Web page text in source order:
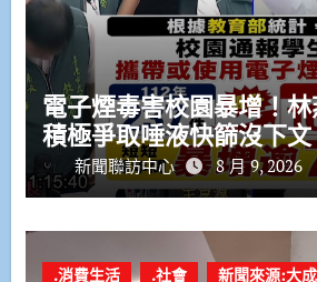
電子煙毒害校園暴增！
積極爭取唾液快篩沒下文
新聞聯訪中心 8 月 9, 2026
.消費生活 .社會 新聞來源:大